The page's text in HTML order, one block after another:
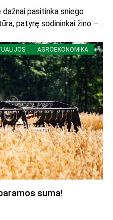
pasitinka sniego
patyrę sodininkai žino –...
AGROEKONOMIKA
suma!